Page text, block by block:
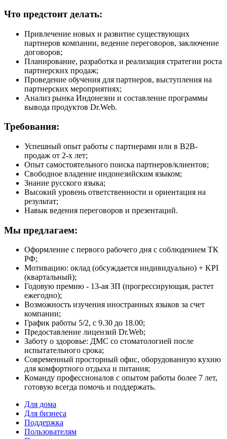
Что предстоит делать:
Привлечение новых и развитие существующих
партнеров компании, ведение переговоров, заключение
договоров;
Планирование, разработка и реализация стратегии роста
партнерских продаж;
Проведение обучения для партнеров, выступления на
партнерских мероприятиях;
Анализ рынка Индонезии и составление программы
вывода продуктов Dr.Web.
Требования:
Успешный опыт работы с партнерами или в В2В-
продаж от 2-х лет;
Опыт самостоятельного поиска партнеров/клиентов;
Свободное владение индонезийским языком;
Знание русского языка;
Высокий уровень ответственности и ориентация на
результат;
Навык ведения переговоров и презентаций.
Мы предлагаем:
Оформление с первого рабочего дня с соблюдением ТК
РФ;
Мотивацию: оклад (обсуждается индивидуально) + KPI
(квартальный);
Годовую премию - 13-ая ЗП (прогрессирующая, растет
ежегодно);
Возможность изучения иностранных языков за счет
компании;
График работы 5/2, с 9.30 до 18.00;
Предоставление лицензий Dr.Web;
Заботу о здоровье: ДМС со стоматологией после
испытательного срока;
Современный просторный офис, оборудованную кухню
для комфортного отдыха и питания;
Команду профессионалов с опытом работы более 7 лет,
готовую всегда помочь и поддержать.
Для дома
Для бизнеса
Поддержка
Пользователям